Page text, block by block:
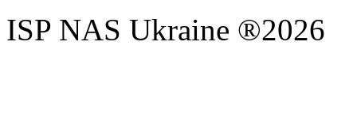
ISP NAS Ukraine ®2026